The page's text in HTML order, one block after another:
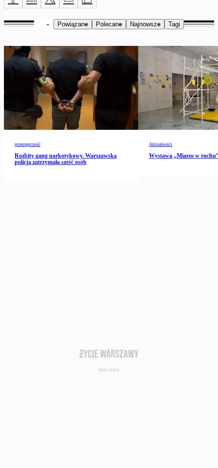
Powiązane Polecane Najnowsze Tagi
przestępczość
Rozbity gang narkotykowy. Warszawska
policja zatrzymała sześć osób
Aktualności
Wystawa „Miasto w